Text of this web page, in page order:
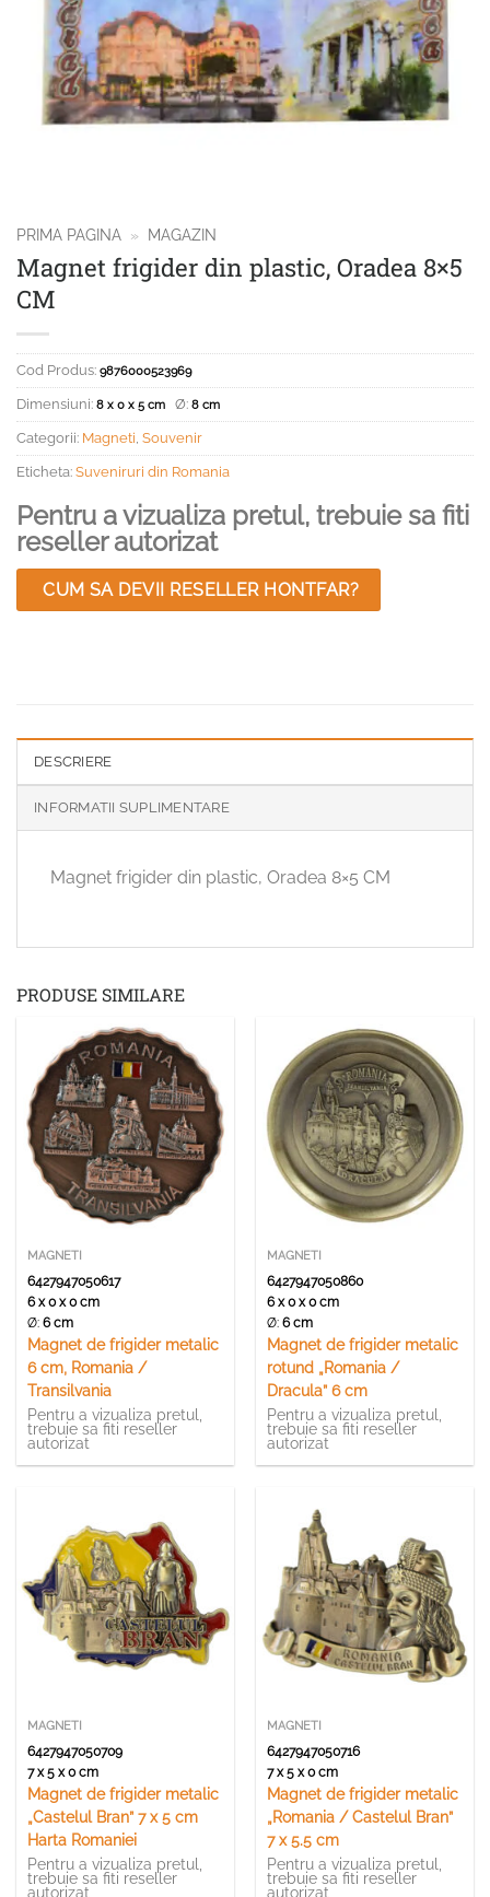
PRIMA PAGINA » MAGAZIN
Magnet frigider din plastic, Oradea 8×5
CM
Cod Produs: 9876000523969
Dimensiuni: 8 x 0 x 5 cm Ø: 8 cm
Categorii: Magneti Souvenir
Eticheta: Suveniruri din Romania
Pentru a vizualiza pretul, trebuie sa fiti
reseller autorizat
CUM SA DEVII RESELLER HONTFAR?
DESCRIERE
INFORMATII SUPLIMENTARE
Magnet frigider din plastic, Oradea 8×5 CM
PRODUSE SIMILARE
MAGNETI
6427947050617
6 x 0 x 0 cm
Ø:6 cm
Magnet de frigider metalic
6 cm, Romania /
Transilvania
Pentru a vizualiza pretul,
trebuie sa fiti reseller
autorizat
MAGNETI
6427947050860
6 x 0 x 0 cm
Ø:6 cm
Magnet de frigider metalic
rotund „Romania /
Dracula” 6 cm
Pentru a vizualiza pretul,
trebuie sa fiti reseller
autorizat
MAGNETI
6427947050709
7 x 5 x 0 cm
Magnet de frigider metalic
„Castelul Bran” 7 x 5 cm
Harta Romaniei
Pentru a vizualiza pretul,
trebuie sa fiti reseller
autorizat
MAGNETI
6427947050716
7 x 5 x 0 cm
Magnet de frigider metalic
„Romania / Castelul Bran”
7 x 5.5 cm
Pentru a vizualiza pretul,
trebuie sa fiti reseller
autorizat